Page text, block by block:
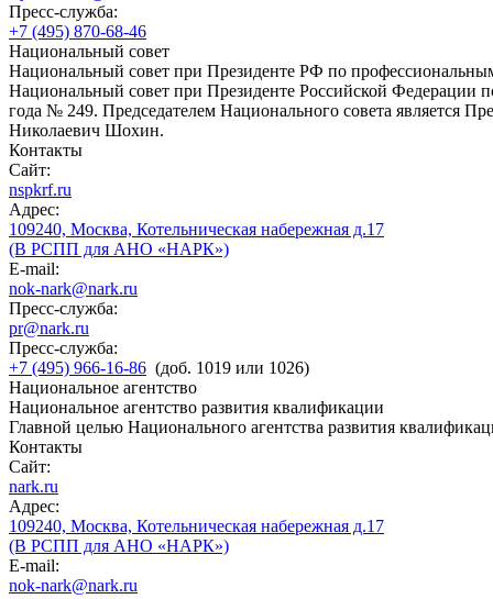
Пресс-служба:
+7 (495) 870-68-46
Национальный совет
Национальный совет при Президенте РФ по
Национальный совет при Президенте Российской Федерации
года № 249. Председателем Национального совета является
Николаевич Шохин.
Контакты
Сайт:
nspkrf.ru
Адрес:
109240, Москва, Котельническая набережная д.17
(В РСПП для АНО «НАРК»)
E-mail:
nok-nark@nark.ru
Пресс-служба:
pr@nark.ru
Пресс-служба:
+7 (495) 966-16-86 (доб. 1019 или 1026)
Национальное агентство
Национальное агентство развития квалификации
Главной целью Национального агентства развития
Контакты
Сайт:
nark.ru
Адрес:
109240, Москва, Котельническая набережная д.17
(В РСПП для АНО «НАРК»)
E-mail:
nok-nark@nark.ru